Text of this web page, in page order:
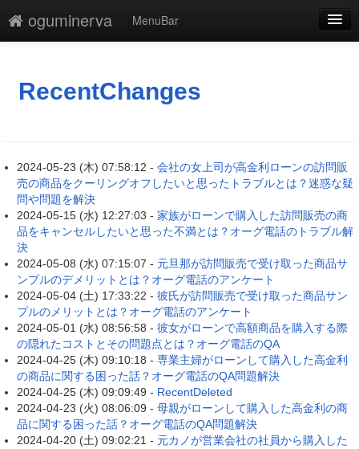
oguminerva
MenuBar
最終更新
RecentChanges
2024-05-23 (木) 07:58:12 - 会社の女上司が高金利ローンの訪問販
売の商品をクーリングオフしたいと思ったトラブルとは？迷惑な疑
問や問題を解決
2024-05-15 (水) 12:27:03 - 家族がローンで購入した訪問販売の商
品をキャンセルしたいと思った不満とは？オーグ電話のトラブル解
決
2024-05-08 (水) 07:15:07 - 元旦那が訪問販売で受け取った商品サ
ンプルのデメリットとは？オーグ電話のアンケート
2024-05-04 (土) 17:33:22 - 彼氏が訪問販売で受け取った商品サン
プルのメリットとは？オーグ電話のアンケート
2024-05-01 (水) 08:56:58 - 彼女がローンで高額商品を購入する際
の隠れたコストとその問題点とは？オーグ電話のQA
2024-04-25 (木) 09:10:18 - 専業主婦がローンして購入した高金利
の商品に関する困った話？オーグ電話のQA問題解決
2024-04-25 (木) 09:09:49 - RecentDeleted
2024-04-23 (火) 08:06:09 - 母親がローンして購入した高金利の商
品に関する困った話？オーグ電話のQA問題解決
2024-04-20 (土) 09:02:21 - 元カノが営業会社の社員から購入した